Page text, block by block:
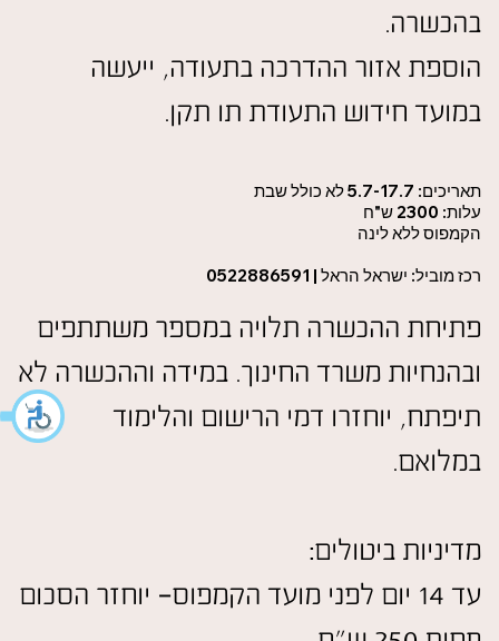
בהכשרה.
הוספת אזור ההדרכה בתעודה, ייעשה
במועד חידוש התעודת תו תקן.
תאריכים: 5.7-17.7 לא כולל שבת
עלות: 2300 ש"ח
הקמפוס ללא לינה
רכז מוביל: ישראל הראל | 0522886591
פתיחת ההכשרה תלויה במספר משתתפים
ובהנחיות משרד החינוך. במידה וההכשרה לא
תיפתח, יוחזרו דמי הרישום והלימוד
במלואם.
מדיניות ביטולים:
עד 14 יום לפני מועד הקמפוס- יוחזר הסכום